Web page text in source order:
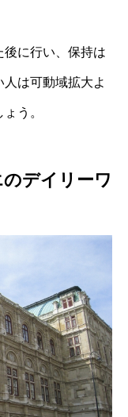
に行い、保持は
は可動域拡大よ
う。
デイリーワ